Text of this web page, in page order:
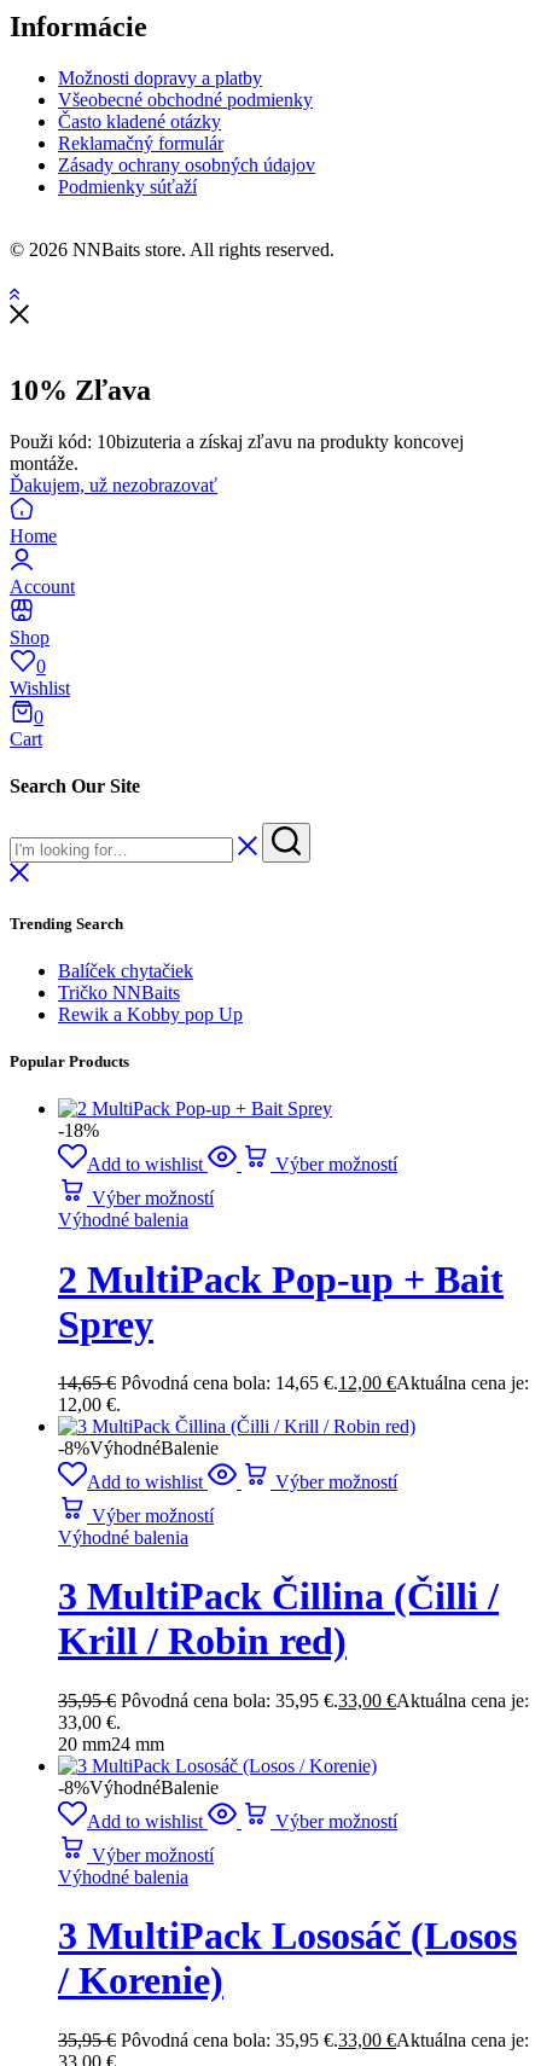
Informácie
Možnosti dopravy a platby
Všeobecné obchodné podmienky
Často kladené otázky
Reklamačný formulár
Zásady ochrany osobných údajov
Podmienky súťaží
© 2026 NNBaits store. All rights reserved.
10% Zľava
Použi kód: 10bizuteria a získaj zľavu na produkty koncovej
montáže.
Ďakujem, už nezobrazovať
Home
Account
Shop
0
Wishlist
0
Cart
Search Our Site
Trending Search
Balíček chytačiek
Tričko NNBaits
Rewik a Kobby pop Up
Popular Products
-18%
Add to wishlist
Výber možností
Výber možností
Výhodné balenia
2 MultiPack Pop-up + Bait
Sprey
14,65€ Pôvodná cena bola: 14,65 €.12,00 €Aktuálna cena je:
12,00 €.
-8%VýhodnéBalenie
Add to wishlist
Výber možností
Výber možností
Výhodné balenia
3 MultiPack Čillina (Čilli /
Krill / Robin red)
35,95€ Pôvodná cena bola: 35,95 €.33,00 €Aktuálna cena je:
33,00 €.
20 mm24 mm
-8%VýhodnéBalenie
Add to wishlist
Výber možností
Výber možností
Výhodné balenia
3 MultiPack Lososáč (Losos
/ Korenie)
35,95€ Pôvodná cena bola: 35,95 €.33,00 €Aktuálna cena je:
33,00 €.